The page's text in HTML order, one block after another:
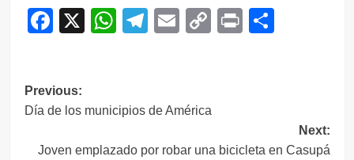
Facebook
X WhatsApp
Telegram
EmailCopy
Print
Navegación
de
entradas
Previous:
Día de los municipios de América
Next:
Joven emplazado por robar una bicicleta en Casupá